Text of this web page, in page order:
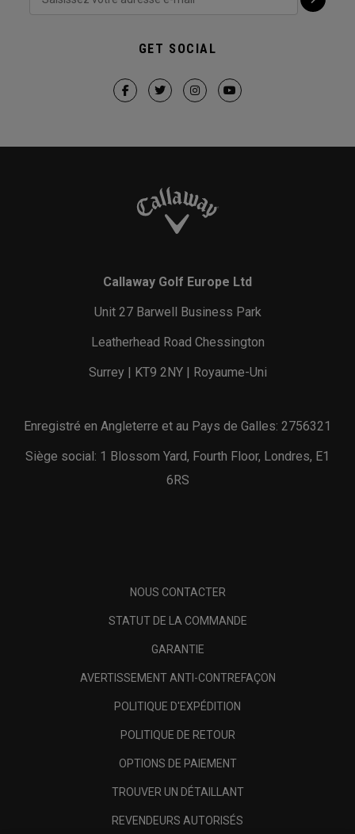
GET SOCIAL
Callaway Golf Europe Ltd
Unit 27 Barwell Business Park
Leatherhead Road Chessington
Surrey | KT9 2NY | Royaume-Uni
Enregistré en Angleterre et au Pays de Galles: 2756321
Siège social: 1 Blossom Yard, Fourth Floor, Londres, E1
6RS
NOUS CONTACTER
STATUT DE LA COMMANDE
GARANTIE
AVERTISSEMENT ANTI-CONTREFAÇON
POLITIQUE D'EXPÉDITION
POLITIQUE DE RETOUR
OPTIONS DE PAIEMENT
TROUVER UN DÉTAILLANT
REVENDEURS AUTORISÉS